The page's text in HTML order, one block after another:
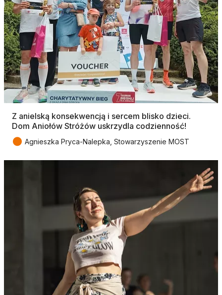
Z anielską konsekwencją i sercem blisko dzieci.
Dom Aniołów Stróżów uskrzydla codzienność!
● Agnieszka Pryca-Nalepka, Stowarzyszenie MOST